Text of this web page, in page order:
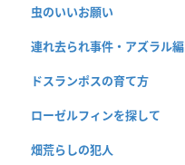
虫のいいお願い
連れ去られ事件・アズラル編
ドスランポスの育て方
ローゼルフィンを探して
畑荒らしの犯人